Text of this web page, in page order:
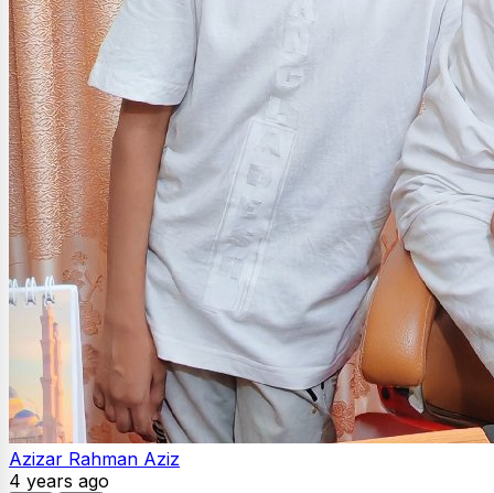
Azizar Rahman Aziz
4 years ago